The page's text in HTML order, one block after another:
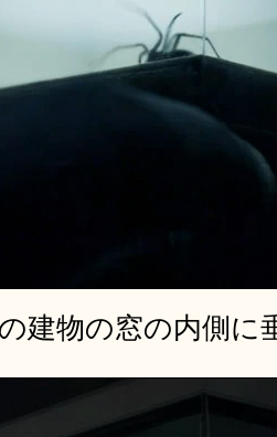
建物の窓の内側に